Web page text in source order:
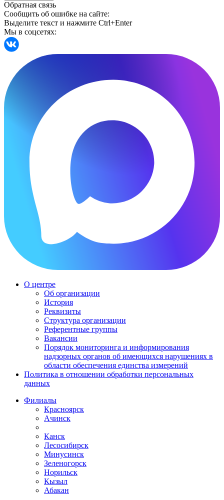
Обратная связь
Сообщить об ошибке на сайте:
Выделите текст и нажмите Ctrl+Enter
Мы в соцсетях:
О центре
Об организации
История
Реквизиты
Структура организации
Референтные группы
Вакансии
Порядок мониторинга и информирования
надзорных органов об имеющихся нарушениях в
области обеспечения единства измерений
Политика в отношении обработки персональных
данных
Филиалы
Красноярск
Ачинск
Канск
Лесосибирск
Минусинск
Зеленогорск
Норильск
Кызыл
Абакан